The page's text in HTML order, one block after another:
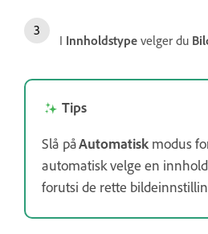
I Innholdstype velger du
Tips
Slå påAutomatisk modus
automatisk velge en
forutsi de rette